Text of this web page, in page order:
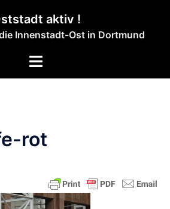
aktiv !
Innenstadt-Ost in Dortmund
Menü
rot